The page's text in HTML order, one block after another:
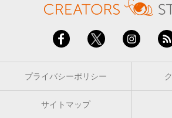
プライバシーポリシー
サイトマップ